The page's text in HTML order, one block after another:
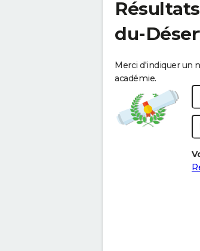
du-
Merci d'indiquer un
académie.